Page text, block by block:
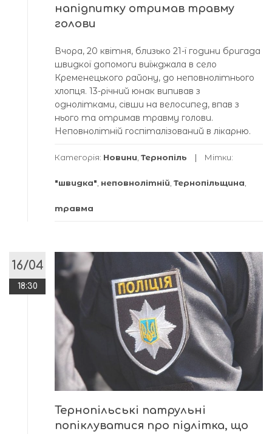
напідпитку отримав травму
голови
Вчора, 20 квітня, близько 21-ї години бригада
швидкої допомоги виїжджала в село
Кременецького району, до неповнолітнього
хлопця. 13-річний юнак випивав з
однолітками, сівши на велосипед, впав з
нього та отримав травму голови.
Неповнолітній госпіталізований в лікарню.
Категорія: Новини Тернопіль Мітки:
"швидка" неповнолітній Тернопільщина
травма
16/04
18:30
Тернопільські патрульні
попіклуватися про підлітка, що